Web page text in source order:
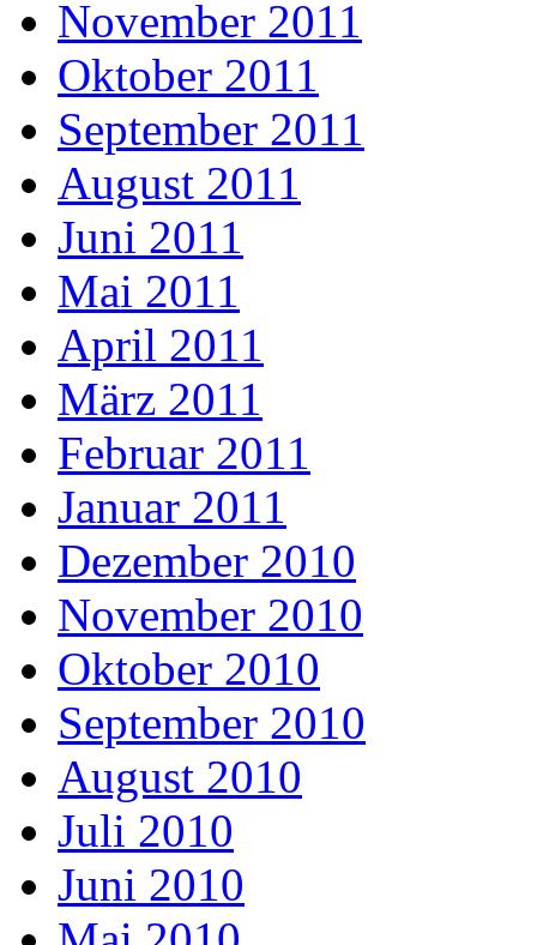
November 2011
Oktober 2011
September 2011
August 2011
Juni 2011
Mai 2011
April 2011
März 2011
Februar 2011
Januar 2011
Dezember 2010
November 2010
Oktober 2010
September 2010
August 2010
Juli 2010
Juni 2010